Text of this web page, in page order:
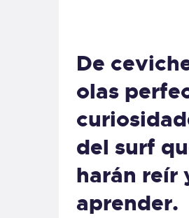
De
olas
del surf
harán reír
aprender.